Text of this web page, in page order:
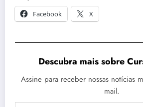
Facebook
X
Descubra mais sobre
Assine para receber nossas notícias
mail.
Digite seu e-mail…